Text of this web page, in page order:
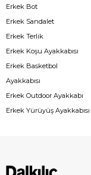
Erkek Bot
Erkek Sandalet
Erkek Terlik
Erkek Koşu Ayakkabısı
Erkek Basketbol
Ayakkabısı
Erkek Outdoor Ayakkabı
Erkek Yürüyüş Ayakkabısı